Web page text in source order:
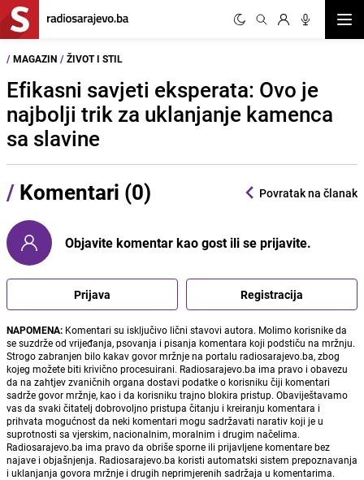
/ MAGAZIN / ŽIVOT I STIL
Efikasni savjeti eksperata: Ovo je
najbolji trik za uklanjanje kamenca
sa slavine
/ Komentari (0) Povratak na članak
Objavite komentar kao gost ili se prijavite.
Prijava Registracija
NAPOMENA: Komentari su isključivo lični stavovi autora. Molimo korisnike da
se suzdrže od vrijeđanja, psovanja i pisanja komentara koji podstiču na mržnju.
Strogo zabranjen bilo kakav govor mržnje na portalu radiosarajevo.ba, zbog
kojeg možete biti krivično procesuirani. Radiosarajevo.ba ima pravo i obavezu
da na zahtjev zvaničnih organa dostavi podatke o korisniku čiji komentari
sadrže govor mržnje, kao i da korisniku trajno blokira pristup. Obaviještavamo
vas da svaki čitatelj dobrovoljno pristupa čitanju i kreiranju komentara i
prihvata mogućnost da neki komentari mogu sadržavati narativ koji je u
suprotnosti sa vjerskim, nacionalnim, moralnim i drugim načelima.
Radiosarajevo.ba ima pravo da obriše sporne ili prijavljene komentare bez
najave i objašnjenja. Radiosarajevo.ba koristi automatski sistem prepoznavanja
i uklanjanja govora mržnje i drugih neprimjerenih sadržaja u komentarima.